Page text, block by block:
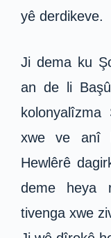
yê derdikeve.
Ji dema ku
an de li
xwe ve anî
Hewlêrê
deme heya
tivenga xwe